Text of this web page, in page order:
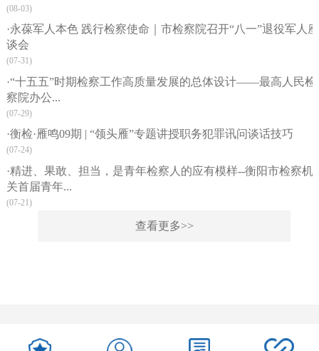
(08-03)
·永葆军人本色 践行检察使命｜市检察院召开“八一”退役军人座
谈会
(07-31)
·“十五五”时期检察工作高质量发展的总体设计——最高人民检
察院办公...
(07-29)
·衡检·雁鸣09期 | “领头雁”专题讲授职务犯罪讯问谈话技巧
(07-24)
·精进、果敢、担当，是青年检察人的应有模样--衡阳市检察机
关首届青年...
(07-21)
查看更多>>